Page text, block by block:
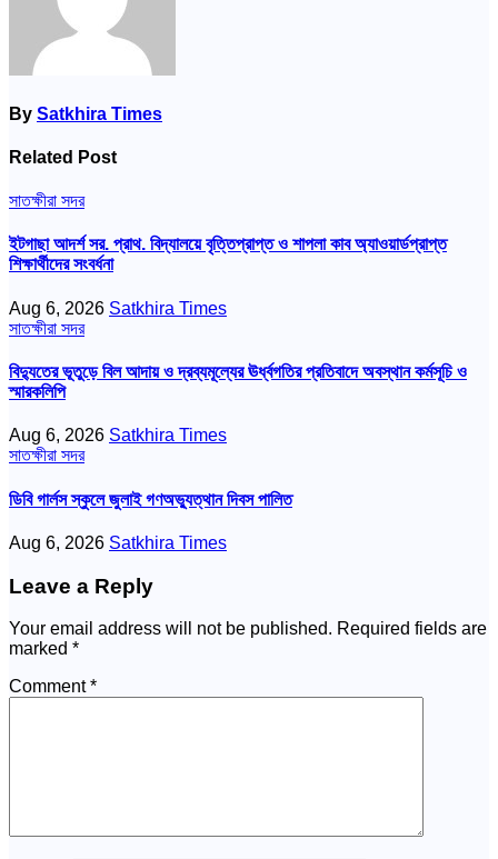
By Satkhira Times
Related Post
সাতক্ষীরা সদর
ইটগাছা আদর্শ সর. প্রাথ. বিদ্যালয়ে বৃত্তিপ্রাপ্ত ও শাপলা কাব অ্যাওয়ার্ডপ্রাপ্ত
শিক্ষার্থীদের সংবর্ধনা
Aug 6, 2026 Satkhira Times
সাতক্ষীরা সদর
বিদ্যুতের ভূতুড়ে বিল আদায় ও দ্রব্যমূল্যের ঊর্ধ্বগতির প্রতিবাদে অবস্থান কর্মসূচি ও
স্মারকলিপি
Aug 6, 2026 Satkhira Times
সাতক্ষীরা সদর
ডিবি গার্লস স্কুলে জুলাই গণঅভ্যুত্থান দিবস পালিত
Aug 6, 2026 Satkhira Times
Leave a Reply
Your email address will not be published. Required fields are
marked *
Comment*